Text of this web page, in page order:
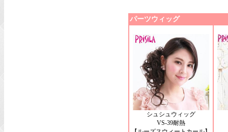
パーツウィッグ
シュシュウィッグ
VS-39耐熱